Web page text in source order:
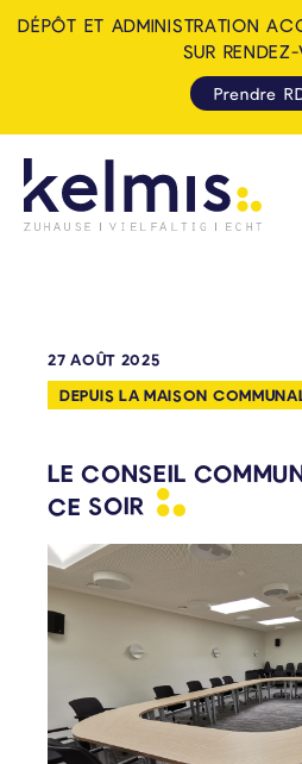
DÉPÔT ET ADMINISTRATION
SUR
Prendre
27 AOÛT 2025
DEPUIS LA MAISON
LE CONSEIL
CE SOIR